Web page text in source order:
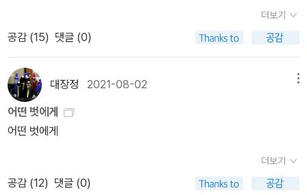
인 독서’ 를 많이 하라는 충고를 해 주었는데 나이가 들어도 게으름을
피울 수 없는 것이 ’독서’ 인 듯 하다. 마당을 가꾸듯 내면을 아름답게
가꾸고 계신 노작가의 독서이야기를 읽고 나니 덥다고 게으름을 피웠
던 내가 살짝 부끄러워졌다.그리움을 위하여.’그리움’ 내게도 박경리
작가님은 그리움의 대상이며 아직도 우리 곁에 머물러 계신것만 같
다. 내가 독서에 깊게 빠져들게 된 것이 박경리 작가의 <토지21권>
이란 작품으로 인해서이다. 늘 사진을 보면 텃밭을 일구어 계신 모습
이라 이웃집 할머니같은 옆집 할머니 같은 생각을 가졌는데 작가의
는 태도였습니다.그저 있는 그대로 바라보고 받아들이는 시선!어쩌면
우리는 삶을 이해하려 하기보다 너무 빨리 판단하려 하고 있었던 건
그리고 삶에 대한 깊은 성찰이 담겨 있습니다.단순히 개인적인 이야
기를 넘어 한국 현대사를 함께 지나온 한 사람의 시선이 느껴지기도
했는데 그렇다고 마냥 무겁기만 한 이야기는 아닙니다.오히려 담담하
게 풀어내는 문장 속에서 묘하게도 따뜻한 온기를 느낄 수 있었습니
더 쉽게 지나칠 수 없는 문장들이었습니다.간밤에 읽은 책, 못 가본 길
이 더 아름답다친구에게 줄 책선물을 고르다 집어들었던 책인데 여러
의 자리에 이름으로써 역사 앞에부끄럼 없는 한 인간의 자리에 도달
한 것이다. 그런 참다운 자리에서 쓴 시는 모든 사람에게감동을 준
다. 우리는 그 감동의 여운 속에서 꽃피는 봄을 맞이하여 우리의 슬픔
과 아픔이 저렇게꽃으로 피어나는 모습을 바라본다.- 이승원 문학평
론가 · 서울여대 국문과 교수
더보기
공감 (15) 댓글 (0)
대장정 2021-08-02
어떤 벗에게
어떤 벗에게
더보기
공감 (12) 댓글 (0)